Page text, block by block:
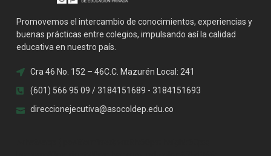
Promovemos el intercambio de conocimientos, experiencias y
buenas prácticas entre colegios, impulsando así la calidad
educativa en nuestro país.
Cra 46 No. 152 – 46C.C. Mazurén Local: 241
(601) 566 95 09 / 3184151689 - 3184151693
direccionejecutiva@asocoldep.edu.co